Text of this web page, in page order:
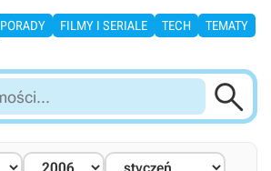
PORADY FILMY I SERIALE TECH TEMATY
